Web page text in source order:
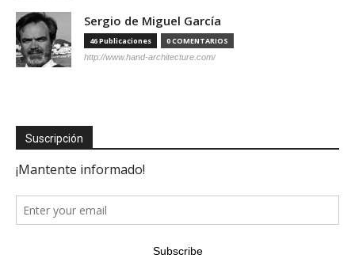
Sergio de Miguel García
46 Publicaciones 0 COMENTARIOS
http://www.hand-architecture.com/
Suscripción